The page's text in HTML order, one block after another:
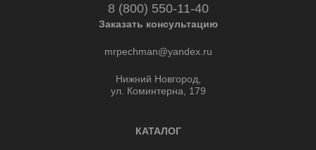
8 (800) 550-11-40
Заказать консультацию
mrpechman@yandex.ru
Нижний Новгород,
ул. Коминтерна, 179
КАТАЛОГ